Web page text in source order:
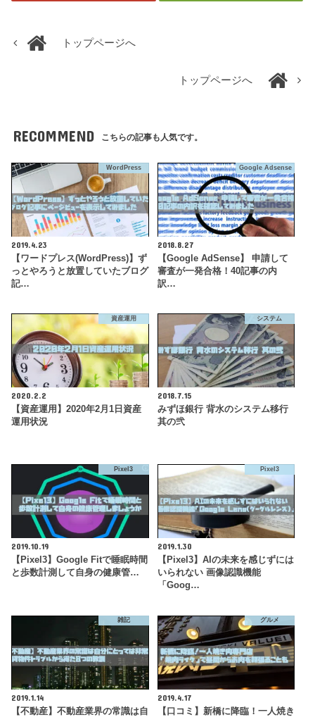
トップページへ
トップページへ
RECOMMEND こちらの記事も人気です。
WordPress
2019.4.23
【ワードプレス(WordPress)】ず
っとやろうと放置していたブログ
記…
Google Adsense
2018.8.27
【Google AdSense】 申請して
審査が一発合格！40記事の内
訳…
資産運用
2020.2.2
【資産運用】2020年2月1日資産
運用状況
システム
2018.7.15
みずほ銀行 背水のシステム移行
其の弐
Pixel3
2019.10.19
【Pixel3】Google Fitで睡眠時間
と歩数計測して自身の健康管…
Pixel3
2019.1.30
【Pixel3】AIの未来を感じずには
いられない 画像認識機能
「Goog…
雑記
2019.1.14
【不動産】不動産業界の常識は自
グルメ
2019.4.17
【口コミ】新橋に降臨！一人焼き